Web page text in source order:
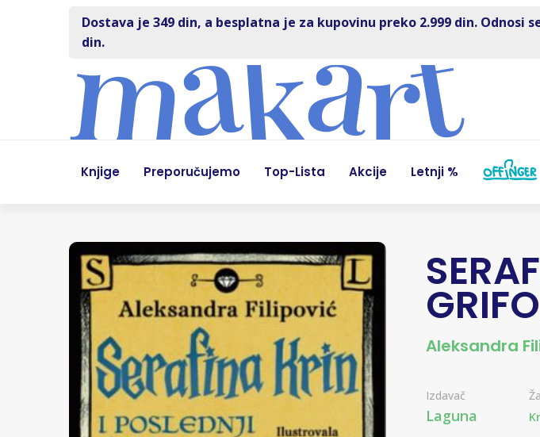
Dostava je 349 din, a besplatna je za kupovinu preko 2.999 din. Odnosi
din.
Knjige Preporučujemo Top-Lista Akcije Letnji %
Aleksandra
Izdavač
Laguna